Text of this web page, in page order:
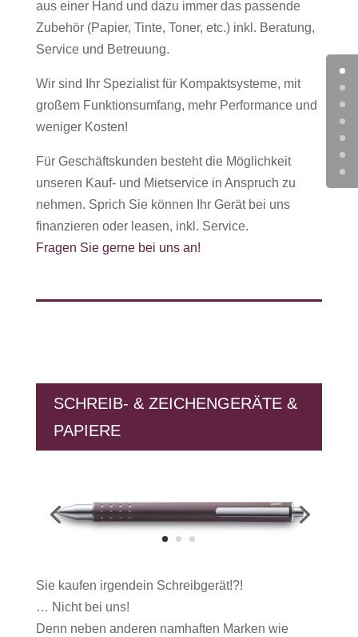
aus einer Hand und dazu immer das passende
Zubehör (Papier, Tinte, Toner, etc.) inkl. Beratung,
Service und Betreuung.
Wir sind Ihr Spezialist für Kompaktsysteme, mit
großem Funktionsumfang, mehr Performance und
weniger Kosten!
Für Geschäftskunden besteht die Möglichkeit
unseren Kauf- und Mietservice in Anspruch zu
nehmen. Sprich Sie können Ihr Gerät bei uns
finanzieren oder leasen, inkl. Service.
Fragen Sie gerne bei uns an!
SCHREIB- & ZEICHENGERÄTE &
PAPIERE
Sie kaufen irgendein Schreibgerät!?!
… Nicht bei uns!
Denn neben anderen namhaften Marken wie